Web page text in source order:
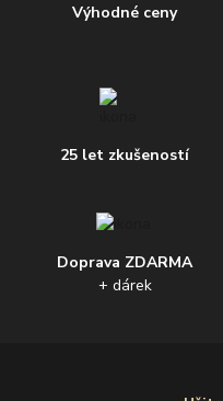
Výhodné ceny
25 let zkušeností
Doprava ZDARMA
+ dárek